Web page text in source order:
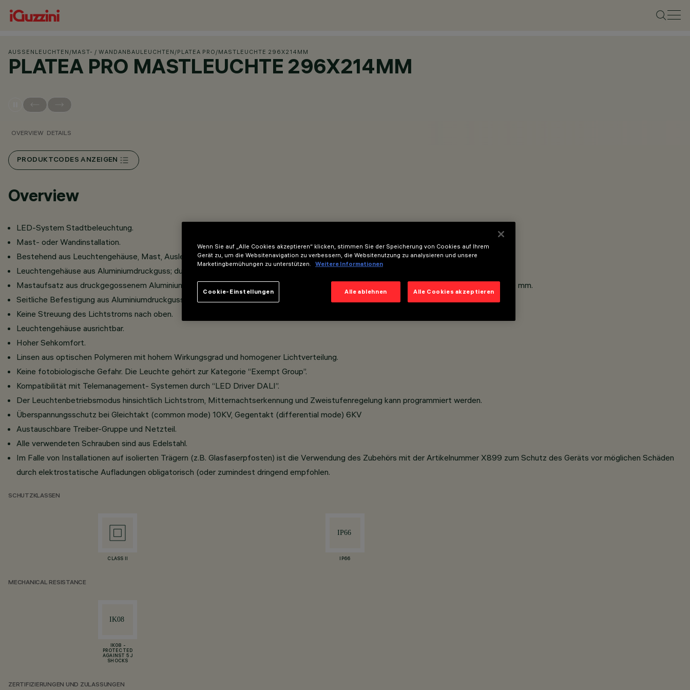
AUSSENLEUCHTEN /MAST- / WANDANBAULEUCHTEN /PLATEA PRO /MASTLEUCHTE 296X214MM
PLATEA PRO MASTLEUCHTE 296X214MM
OVERVIEW DETAILS
PRODUKTCODES ANZEIGEN
Overview
LED-System Stadtbeleuchtung.
Mast- oder Wandinstallation.
Bestehend aus Leuchtengehäuse, Mast, Ausleger und Mastanschluss.
Leuchtengehäuse aus Aluminiumdruckguss; durchsichtiges, gehärtetes Natrium- Kalzium- Abschlussglas, mit einer Stärke von 5 mm.
Mastaufsatz aus druckgegossenem Aluminium zur Einzel- oder Doppelanordnung für Maste mit ø 60/76/102/120 mm, Dreifach ø 102/120 mm.
Seitliche Befestigung aus Aluminiumdruckguss für Peitschenmaste mit Durchmessern von ø 46 bis ø 76 mm.
Keine Streuung des Lichtstroms nach oben.
Leuchtengehäuse ausrichtbar.
Hoher Sehkomfort.
Linsen aus optischen Polymeren mit hohem Wirkungsgrad und homogener Lichtverteilung.
Keine fotobiologische Gefahr. Die Leuchte gehört zur Kategorie “Exempt Group”.
Kompatibilität mit Telemanagement- Systemen durch “LED Driver DALI”.
Der Leuchtenbetriebsmodus hinsichtlich Lichtstrom, Mitternachtserkennung und Zweistufenregelung kann programmiert werden.
Überspannungsschutz bei Gleichtakt (common mode) 10KV, Gegentakt (differential mode) 6KV
Austauschbare Treiber-Gruppe und Netzteil.
Alle verwendeten Schrauben sind aus Edelstahl.
Im Falle von Installationen auf isolierten Trägern (z.B. Glasfaserpfosten) ist die Verwendung des Zubehörs mit der Artikelnummer X899 zum Schutz des Geräts vor möglichen Schäden
durch elektrostatische Aufladungen obligatorisch (oder zumindest dringend empfohlen.
SCHUTZKLASSEN
CLASS II IP66
MECHANICAL RESISTANCE
IK08 -
PROTECTED
AGAINST 5 J
SHOCKS
ZERTIFIZIERUNGEN UND ZULASSUNGEN
Wenn Sie auf „Alle Cookies akzeptieren“ klicken, stimmen Sie der Speicherung von Cookies auf Ihrem
Gerät zu, um die Websitenavigation zu verbessern, die Websitenutzung zu analysieren und unsere
Marketingbemühungen zu unterstützen.
Weitere Informationen
Alle ablehnen Alle Cookies akzeptieren
Cookie-Einstellungen